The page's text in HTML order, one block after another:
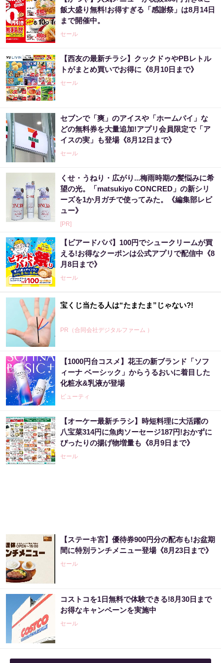
飯大盛り無料!お得すぎる「感謝祭」は8月14日
まで開催中。
セール
【西友の最新チラシ】クックドゥやPBレトル
トがまとめ買いでお得に《8月10日まで》
セール
セブンで「爽」のアイスや「ホームパイ」な
どの無料券を大量追加!アプリ会員限定で「ア
イスの実」も登場《8月12日まで》
セール
くせ・うねり・広がり...梅雨時期の髪悩みに希
望の光。「matsukiyo CONCRED」の新シリ
ーズを1か月ガチで使ってみた。《編集部レビ
ュー》
[PR]
【ビアードパパ】100円でシュークリームが買
える!お得なクーポンは公式アプリで配信中《8
月8日まで》
セール
宝くじ当たる人は“たまたま”じゃない?!
PR（合同会社デジタルファーム ）
【1000円台コスメ】花王の新ブランド「ソフ
ィーナ ベーシック」からうるおいに着目した
化粧水&乳液が登場
ビューティ
【オーケー最新チラシ】時短料理に大活躍の
八宝菜314円に魚肉ソーセージ187円!おかずに
ぴったりの揚げ物増量も《8月9日まで》
セール
【ステーキ宮】優待券900円分の配布も!お盆期
間に特別ランチメニュー登場《8月23日まで》
セール
コストコを1日無料で体験できる!8月30日まで
お得なキャンペーンを実施中
セール